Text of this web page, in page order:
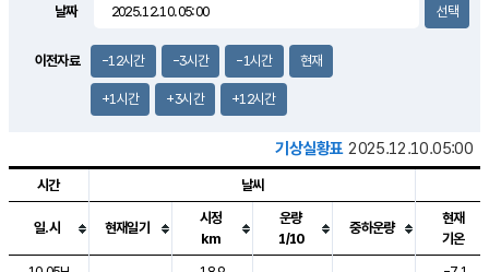
1.5m/s
날짜
이전자료 -12시간 -3시간 -1시간 현재
+1시간 +3시간 +12시간
기상실황표 2025.12.10.05:00
도시별 기상실황표로 지점, 날씨, 기온, 강수, 바람, 기압등을 안내한 표입
시간 날씨
일.시 현재일기
시정
km
운량
1/10
중하운량
현재
기온